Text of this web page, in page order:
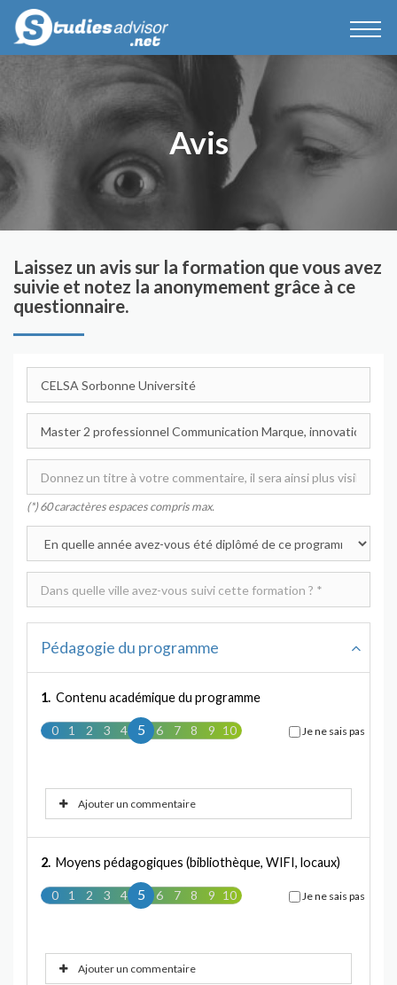
Avis
Laissez un avis sur la formation que vous avez
suivie et notez la anonymement grâce à ce
questionnaire.
(*) 60 caractères espaces compris max.
Pédagogie du programme
1. Contenu académique du programme
5
0 1 2 3 4 5 6 7 8 9 10 Je ne sais pas
Ajouter un commentaire
2. Moyens pédagogiques (bibliothèque, WIFI, locaux)
5
0 1 2 3 4 5 6 7 8 9 10 Je ne sais pas
Ajouter un commentaire